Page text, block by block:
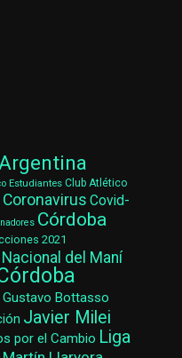
Estudiantes Club Atlético
Coronavirus Covid-
Córdoba
2021
del Maní
Gustavo Bottasso
Javier Milei
por el Cambio Liga